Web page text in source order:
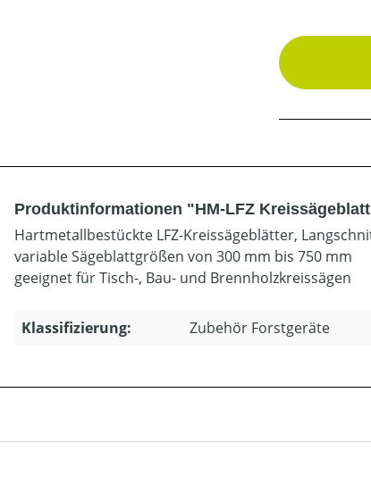
Produktinformationen "HM-LFZ
Hartmetallbestückte LFZ-Kreissägeblätter,
variable Sägeblattgrößen von 300 mm bis 750 mm
geeignet für Tisch-, Bau- und Brennholzkreissägen
Klassifizierung: Zubehör Forstgeräte